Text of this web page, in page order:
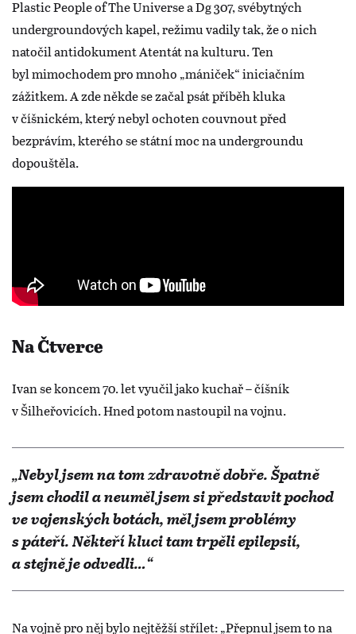
Plastic People of The Universe a Dg 307, svébytných
undergroundových kapel, režimu vadily tak, že o nich
natočil antidokument Atentát na kulturu. Ten
byl mimochodem pro mnoho „mániček“ iniciačním
zážitkem. A zde někde se začal psát příběh kluka
v číšnickém, který nebyl ochoten couvnout před
bezprávím, kterého se státní moc na undergroundu
dopouštěla.
Na Čtverce
Ivan se koncem 70. let vyučil jako kuchař – číšník
v Šilheřovicích. Hned potom nastoupil na vojnu.
„Nebyl jsem na tom zdravotně dobře. Špatně
jsem chodil a neuměl jsem si představit pochod
ve vojenských botách, měl jsem problémy
s páteří. Někteří kluci tam trpěli epilepsií,
a stejně je odvedli…“
Na vojně pro něj bylo nejtěžší střílet: „Přepnul jsem to na